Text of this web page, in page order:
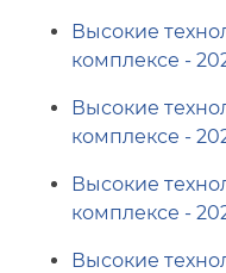
Высокие
комплексе -
Высокие
комплексе -
Высокие
комплексе -
Высокие